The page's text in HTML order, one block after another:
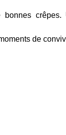
bonnes
de